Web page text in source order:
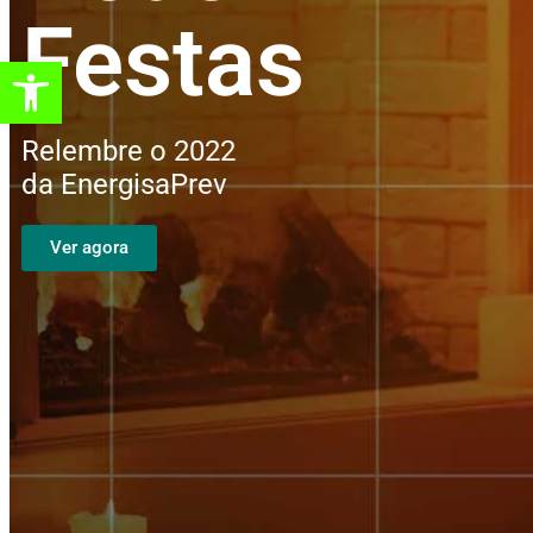
Festas
Relembre o 2022
da EnergisaPrev
Ver agora
Abrir a barra de ferramentas